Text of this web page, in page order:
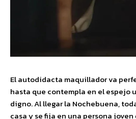
El autodidacta maquillador va
hasta que contempla en el espejo
digno. Al llegar la Nochebuena,
casa y se fija en una persona